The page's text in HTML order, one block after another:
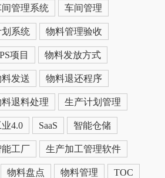
间管理系统 车间管理
系统 物料管理验收
项目 物料发放方式
发送 物料退还程序
料退料处理 生产计划管理
业4.0 SaaS 智能仓储
能工厂 生产加工管理软件
物料盘点 物料管理 TOC